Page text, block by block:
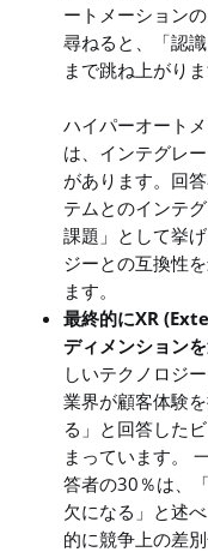
ートメーション
尋ねると、「認
まで跳ね上がりま
ハイパーオート
は、インテグレ
があります。回
テムとのインテ
課題」として挙
ジーとの互換性
ます。
最終的にXR
ディメンション
しいテクノロジ
業界が顧客体験
る」と回答した
まっています。
答者の30％は、
欠になる」と述
的に競争上の差